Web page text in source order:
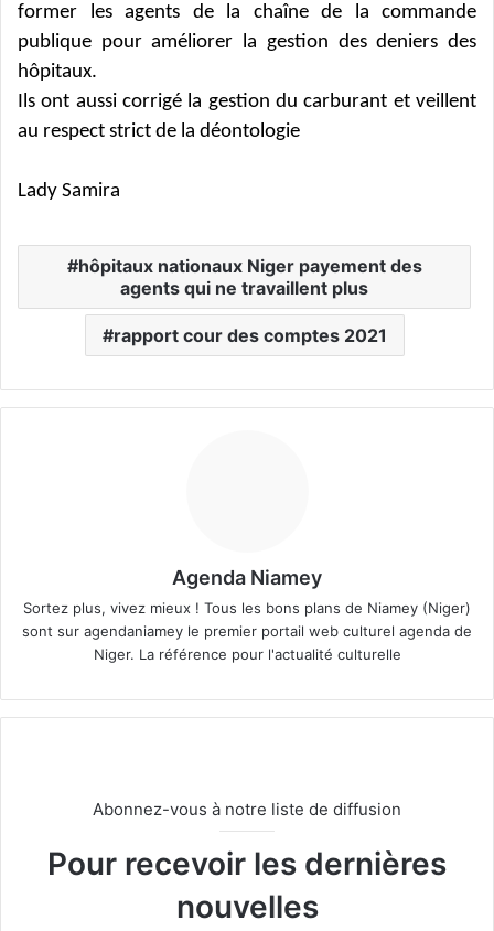
former les agents de la chaîne de la commande
publique pour améliorer la gestion des deniers des
hôpitaux.
Ils ont aussi corrigé la gestion du carburant et veillent
au respect strict de la déontologie
Lady Samira
hôpitaux nationaux Niger payement des
agents qui ne travaillent plus
rapport cour des comptes 2021
Agenda Niamey
Sortez plus, vivez mieux ! Tous les bons plans de Niamey (Niger)
sont sur agendaniamey le premier portail web culturel agenda de
Niger. La référence pour l'actualité culturelle
Abonnez-vous à notre liste de diffusion
Pour recevoir les dernières
nouvelles